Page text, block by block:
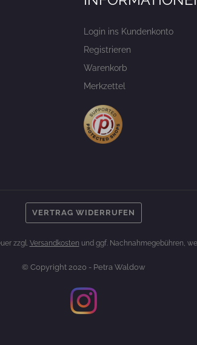
Login ins Kundenkonto
Registrieren
Warenkorb
Merkzettel
VERTRAG WIDERRUFEN
zzgl. Versandkosten und ggf. Nachnahmegebühren,
© Copyright 2020 - Petra Waldow